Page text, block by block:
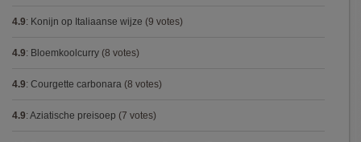
4.9: Konijn op Italiaanse wijze (9 votes)
4.9: Bloemkoolcurry (8 votes)
4.9: Courgette carbonara (8 votes)
4.9: Aziatische preisoep (7 votes)